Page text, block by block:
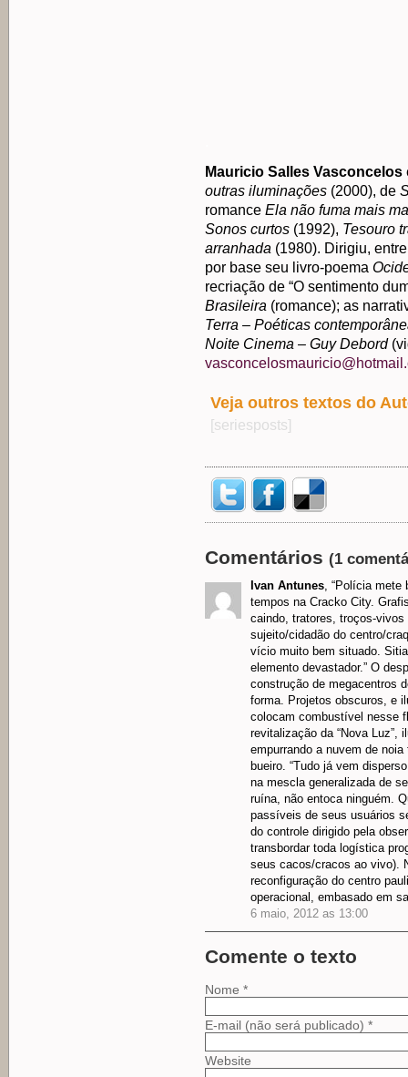
Mauricio Salles Vasconcelos
outras iluminações (2000), de
romance Ela não fuma mais
Sonos curtos (1992), Tesouro
arranhada (1980). Dirigiu,
por base seu livro-poema
recriação de “O sentimento
Brasileira (romance); as
Terra – Poéticas
Noite Cinema – Guy Debord
Veja outros textos do
[seriesposts]
Comentários (1
Ivan Antunes, “Polícia mete
tempos na Cracko City.
caindo, tratores, troços-vivos
sujeito/cidadão do centro/
vício muito bem situado.
elemento devastador.” O
construção de megacentros
forma. Projetos obscuros, e
colocam combustível nesse
revitalização da “Nova
empurrando a nuvem de
bueiro. “Tudo já vem
na mescla generalizada de
ruína, não entoca ninguém.
passíveis de seus usuários
do controle dirigido pela
transbordar toda logística
seus cacos/cracos ao vivo).
reconfiguração do centro
operacional, embasado em
6 maio, 2012 as 13:00
Comente o texto
Nome *
E-mail (não será publicado) *
Website